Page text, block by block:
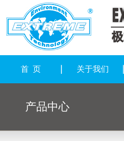
首 页 关于我们
产品中心